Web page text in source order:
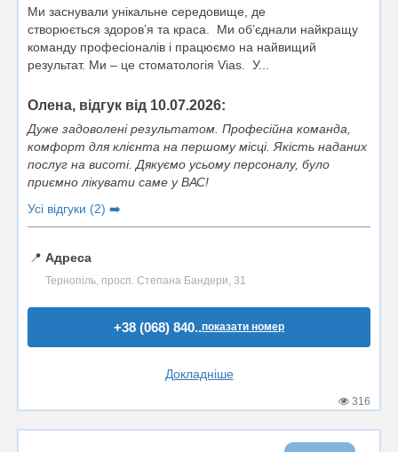
Ми заснували унікальне середовище, де
створюється здоров’я та краса. Ми об’єднали найкращу
команду професіоналів і працюємо на найвищий
результат. Ми – це стоматологія Vias. У...
Олена, відгук від 10.07.2026:
Дуже задоволені результатом. Професійна команда,
комфорт для клієнта на першому місці. Якість наданих
послуг на висоті. Дякуємо усьому персоналу, було
приємно лікувати саме у ВАС!
Усі відгуки (2) ➡️
📍 Адреса
Тернопіль, просп. Степана Бандери, 31
+38 (068) 840..показати номер
Докладніше
316